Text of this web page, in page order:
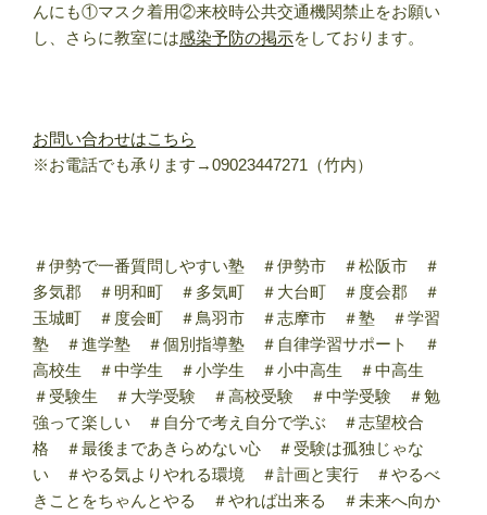
んにも①マスク着用②来校時公共交通機関禁止をお願い
し、さらに教室には感染予防の掲示をしております。
お問い合わせはこちら
※お電話でも承ります→09023447271（竹内）
＃伊勢で一番質問しやすい塾 ＃伊勢市 ＃松阪市 ＃
多気郡 ＃明和町 ＃多気町 ＃大台町 ＃度会郡 ＃
玉城町 ＃度会町 ＃鳥羽市 ＃志摩市 ＃塾 ＃学習
塾 ＃進学塾 ＃個別指導塾 ＃自律学習サポート ＃
高校生 ＃中学生 ＃小学生 ＃小中高生 ＃中高生
＃受験生 ＃大学受験 ＃高校受験 ＃中学受験 ＃勉
強って楽しい ＃自分で考え自分で学ぶ ＃志望校合
格 ＃最後まであきらめない心 ＃受験は孤独じゃな
い ＃やる気よりやれる環境 ＃計画と実行 ＃やるべ
きことをちゃんとやる ＃やれば出来る ＃未来へ向か